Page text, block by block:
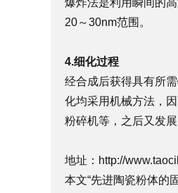
爆炸法是利用瞬间的
20～30nm范围。
4.细化过程
经合成后获得具有所
化均采用机械方法，
粉碎机等，之后又发
地址： http://
本文“先进陶瓷粉体的